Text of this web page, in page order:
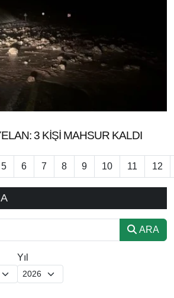
3 KİŞİ MAHSUR KALDI
5 6 7 8 9 10 11 12
ARA
Yıl